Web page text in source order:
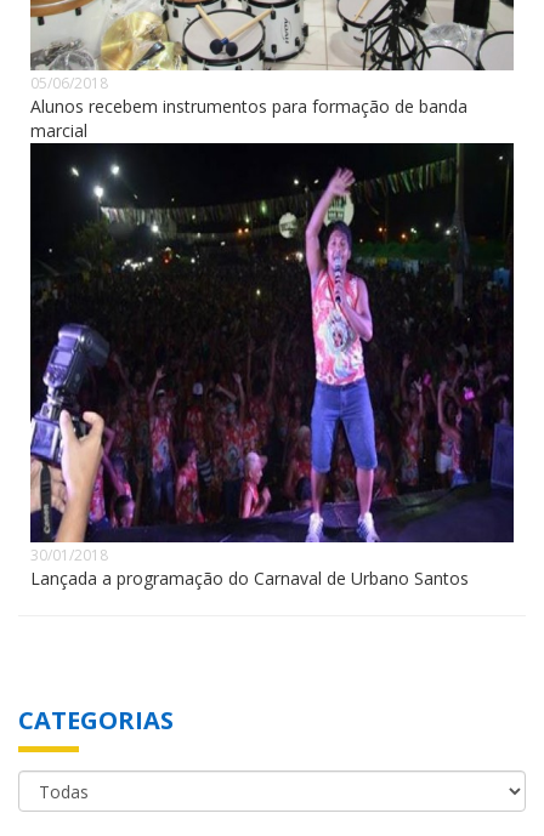
05/06/2018
Alunos recebem instrumentos para formação de banda
marcial
30/01/2018
Lançada a programação do Carnaval de Urbano Santos
CATEGORIAS